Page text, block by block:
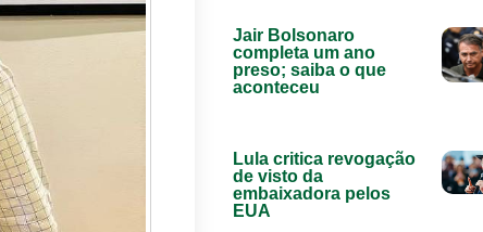
Jair Bolsonaro
completa um ano
preso; saiba o que
aconteceu
Lula critica revogação
de visto da
embaixadora pelos
EUA